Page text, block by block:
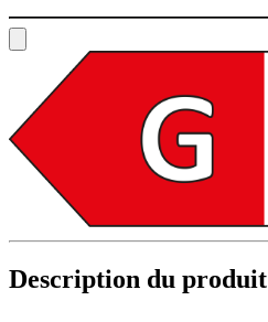
Description du produit